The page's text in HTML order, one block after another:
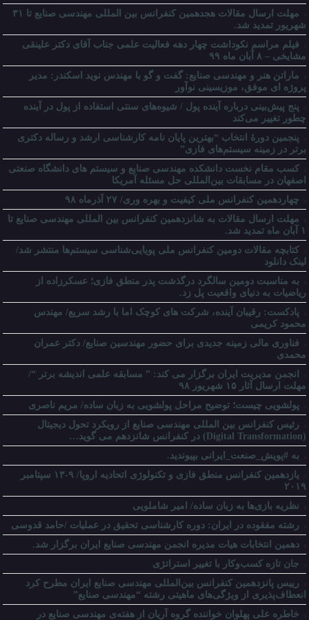
مهلت ارسال مقالات هجدهمین کنفرانس بین المللی مهندسی صنایع تا ۳۱
شهریور تمدید شد.
فیلم مراسم نکوداشت چهار دهه فعالیت علمی جناب آقای دکتر علینقی
مشایخی – ۸ آبان ماه ۹۹
ماراتن هنر و مهندسی صنایع: گفت و گو با مهندس نوید اسکندر: مدیر
پروژه ای موفق، موزیسینی نوآور
پنج پیش‌بینی درباره آینده پول / شیوه‌های سنتی استفاده از پول در آینده
چطور تغییر می‌کند
پنجمین دورۀ انتخاب “بهترین پایان ­نامه کارشناسی­ ارشد و رساله دکتری
برتر در زمینه سیستم‌های فازی”
کسب مقام نخست دانشکده مهندسی صنایع و سیستم های دانشگاه صنعتی
اصفهان در مسابقات بین‌المللی حل مسئله آمریکا
چهاردهمین کنفرانس ملی کیفیت و بهره وری/ ۲۷ آذرماه ۹۸
مهلت ارسال مقالات به شانزدهمین کنفرانس بین المللی مهندسی صنایع تا
۱ آبان ماه تمدید شد.
کتابچه مقالات دومین کنفرانس ملی پویایی‌شناسی سیستم‌ها منتشر شد/
لینک دانلود
به مناسبت دومین سالگرد درگذشت پدر منطق فازی؛ عسکرزاده از
ریاضیات به دنیای واقعیت پل زد.
پادکست: رقیبان آینده، شرکت های کوچک اما با رشد سریع/ مهندس
محمود کریمی
فناوری مالی زمینه جدیدی برای حضور مهندسین صنایع/ دکتر عمران
محمدی
انجمن مدیریت ایران برگزار می کند: ” مسابقه علمی اندیشه برتر “/
مهلت ارسال آثار ۱۵ شهریور ۹۸
پولشویی چیست؛ توضیح مراحل پولشویی به زبان ساده/ مریم ناصری
رئیس کنفرانس بین المللی مهندسی صنایع از رویکرد تحول دیجیتال
(Digital Transformation) در کنفرانس شانزدهم می گوید…
به #پویش_صنعت_ایرانی بپیوندید.
یازدهمین کنفرانس منطق فازی و تکنولوژی اتحادیه اروپا/ ۹-۱۳ سپتامبر
۲۰۱۹
نظریه بازی‌ها به زبان ساده/ امیر شاملویی
رشته مفقوده در ایران: دوره کارشناسی تحقیق در عملیات /حامد قدوسی
دهمین انتخابات هیات مدیره انجمن مهندسی صنایع ایران برگزار شد.
جان تازه کسب‌وکار با تغییر استراتژی
رییس پانزدهمین کنفرانس بین‌المللی مهندسی صنایع ایران مطرح کرد
انعطاف‌پذیری از ویژگی‌های ماهیتی رشته “مهندسی صنایع”
خاطره علی پهلوان خواننده گروه آریان از هفته‌ی مهندسی صنایع در